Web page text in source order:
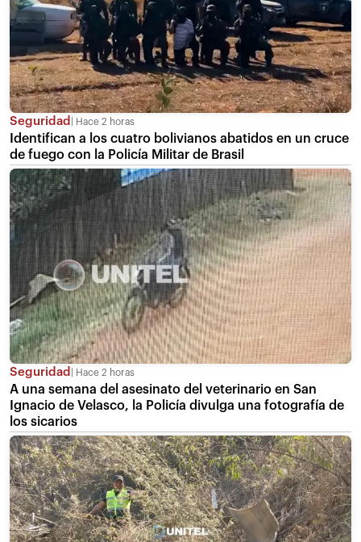
Seguridad Hace 2 horas
Identifican a los cuatro bolivianos abatidos en un cruce
de fuego con la Policía Militar de Brasil
Seguridad Hace 2 horas
A una semana del asesinato del veterinario en San
Ignacio de Velasco, la Policía divulga una fotografía de
los sicarios